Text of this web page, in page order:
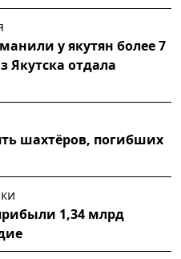
у якутян более 7
Якутска отдала
шахтёров, погибших
1,34 млрд